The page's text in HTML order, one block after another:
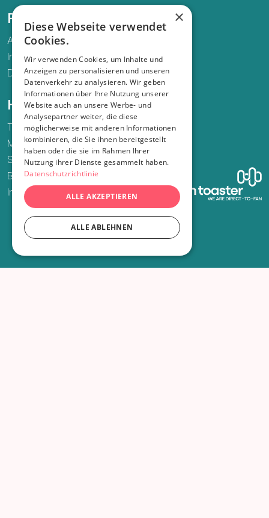
Linie zu haben, auch diesmal wieder treu. Von
straightem Hip Hop über Trap, von lupenreinem Pop
über stampfenden Elektro mit Tango-Einlage ist
alles dabei, was Kinder-und Elternherzen im
gemeinsamen Rythmus höher schlagen lässt.
So soll das neue Jahr für Deine Freunde und ihre
Fans nämlich werden: „Ordentlich Durcheinander“ -
und weil die drei Hamburger schon immer die
Grenzen des Machbaren in der Familienmusik
ausloten und immer noch keine eigene TV-Show
haben, produzieren sie dieses Mal einfach selbst
eine. Noch vor der Veröffentlichung entsteht in
Kooperation mit der „Bild & Tonfabrik“ aus Köln eine
große Überraschungsshow, die alle Fans im
Livestream aufs neue Album einstimmen wird.
Recht und Ordnung
AGB
Impressum
Datenschutz
Hilfe und Support
Telefon
Mail
Supportfall eröffnen
Bestellung widerrufen
Infos zu Sozialtickets
×
Diese Webseite verwendet
Cookies.
Wir verwenden Cookies, um Inhalte und
Anzeigen zu personalisieren und unseren
Datenverkehr zu analysieren. Wir geben
Informationen über Ihre Nutzung unserer
Website auch an unsere Werbe- und
Analysepartner weiter, die diese
möglicherweise mit anderen Informationen
kombinieren, die Sie ihnen bereitgestellt
haben oder die sie im Rahmen Ihrer
Nutzung ihrer Dienste gesammelt haben.
Datenschutzrichtlinie
ALLE AKZEPTIEREN
ALLE ABLEHNEN